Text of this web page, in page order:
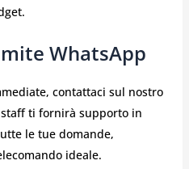
WhatsApp
contattaci sul nostro
ti fornirà supporto in
le tue domande,
ideale.